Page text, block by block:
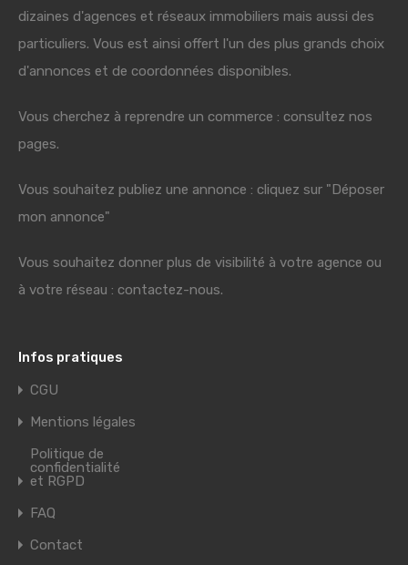
dizaines d'agences et réseaux immobiliers mais aussi des
particuliers. Vous est ainsi offert l'un des plus grands choix
d'annonces et de coordonnées disponibles.
Vous cherchez à reprendre un commerce : consultez nos
pages.
Vous souhaitez publiez une annonce : cliquez sur "Déposer
mon annonce"
Vous souhaitez donner plus de visibilité à votre agence ou
à votre réseau : contactez-nous.
Infos pratiques
CGU
Mentions légales
Politique de
confidentialité
et RGPD
FAQ
Contact